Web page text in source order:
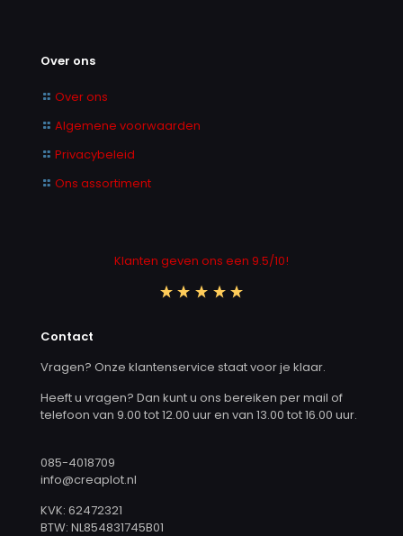
Over ons
Over ons
Algemene voorwaarden
Privacybeleid
Ons assortiment
Klanten geven ons een 9.5/10!
Contact
Vragen? Onze klantenservice staat voor je klaar.
Heeft u vragen? Dan kunt u ons bereiken per mail of
telefoon van 9.00 tot 12.00 uur en van 13.00 tot 16.00 uur.
085-4018709
info@creaplot.nl
KVK: 62472321
BTW: NL854831745B01